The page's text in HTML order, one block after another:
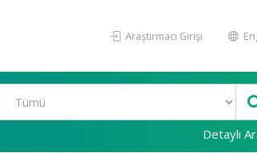
Araştırmacı Girişi
Detaylı